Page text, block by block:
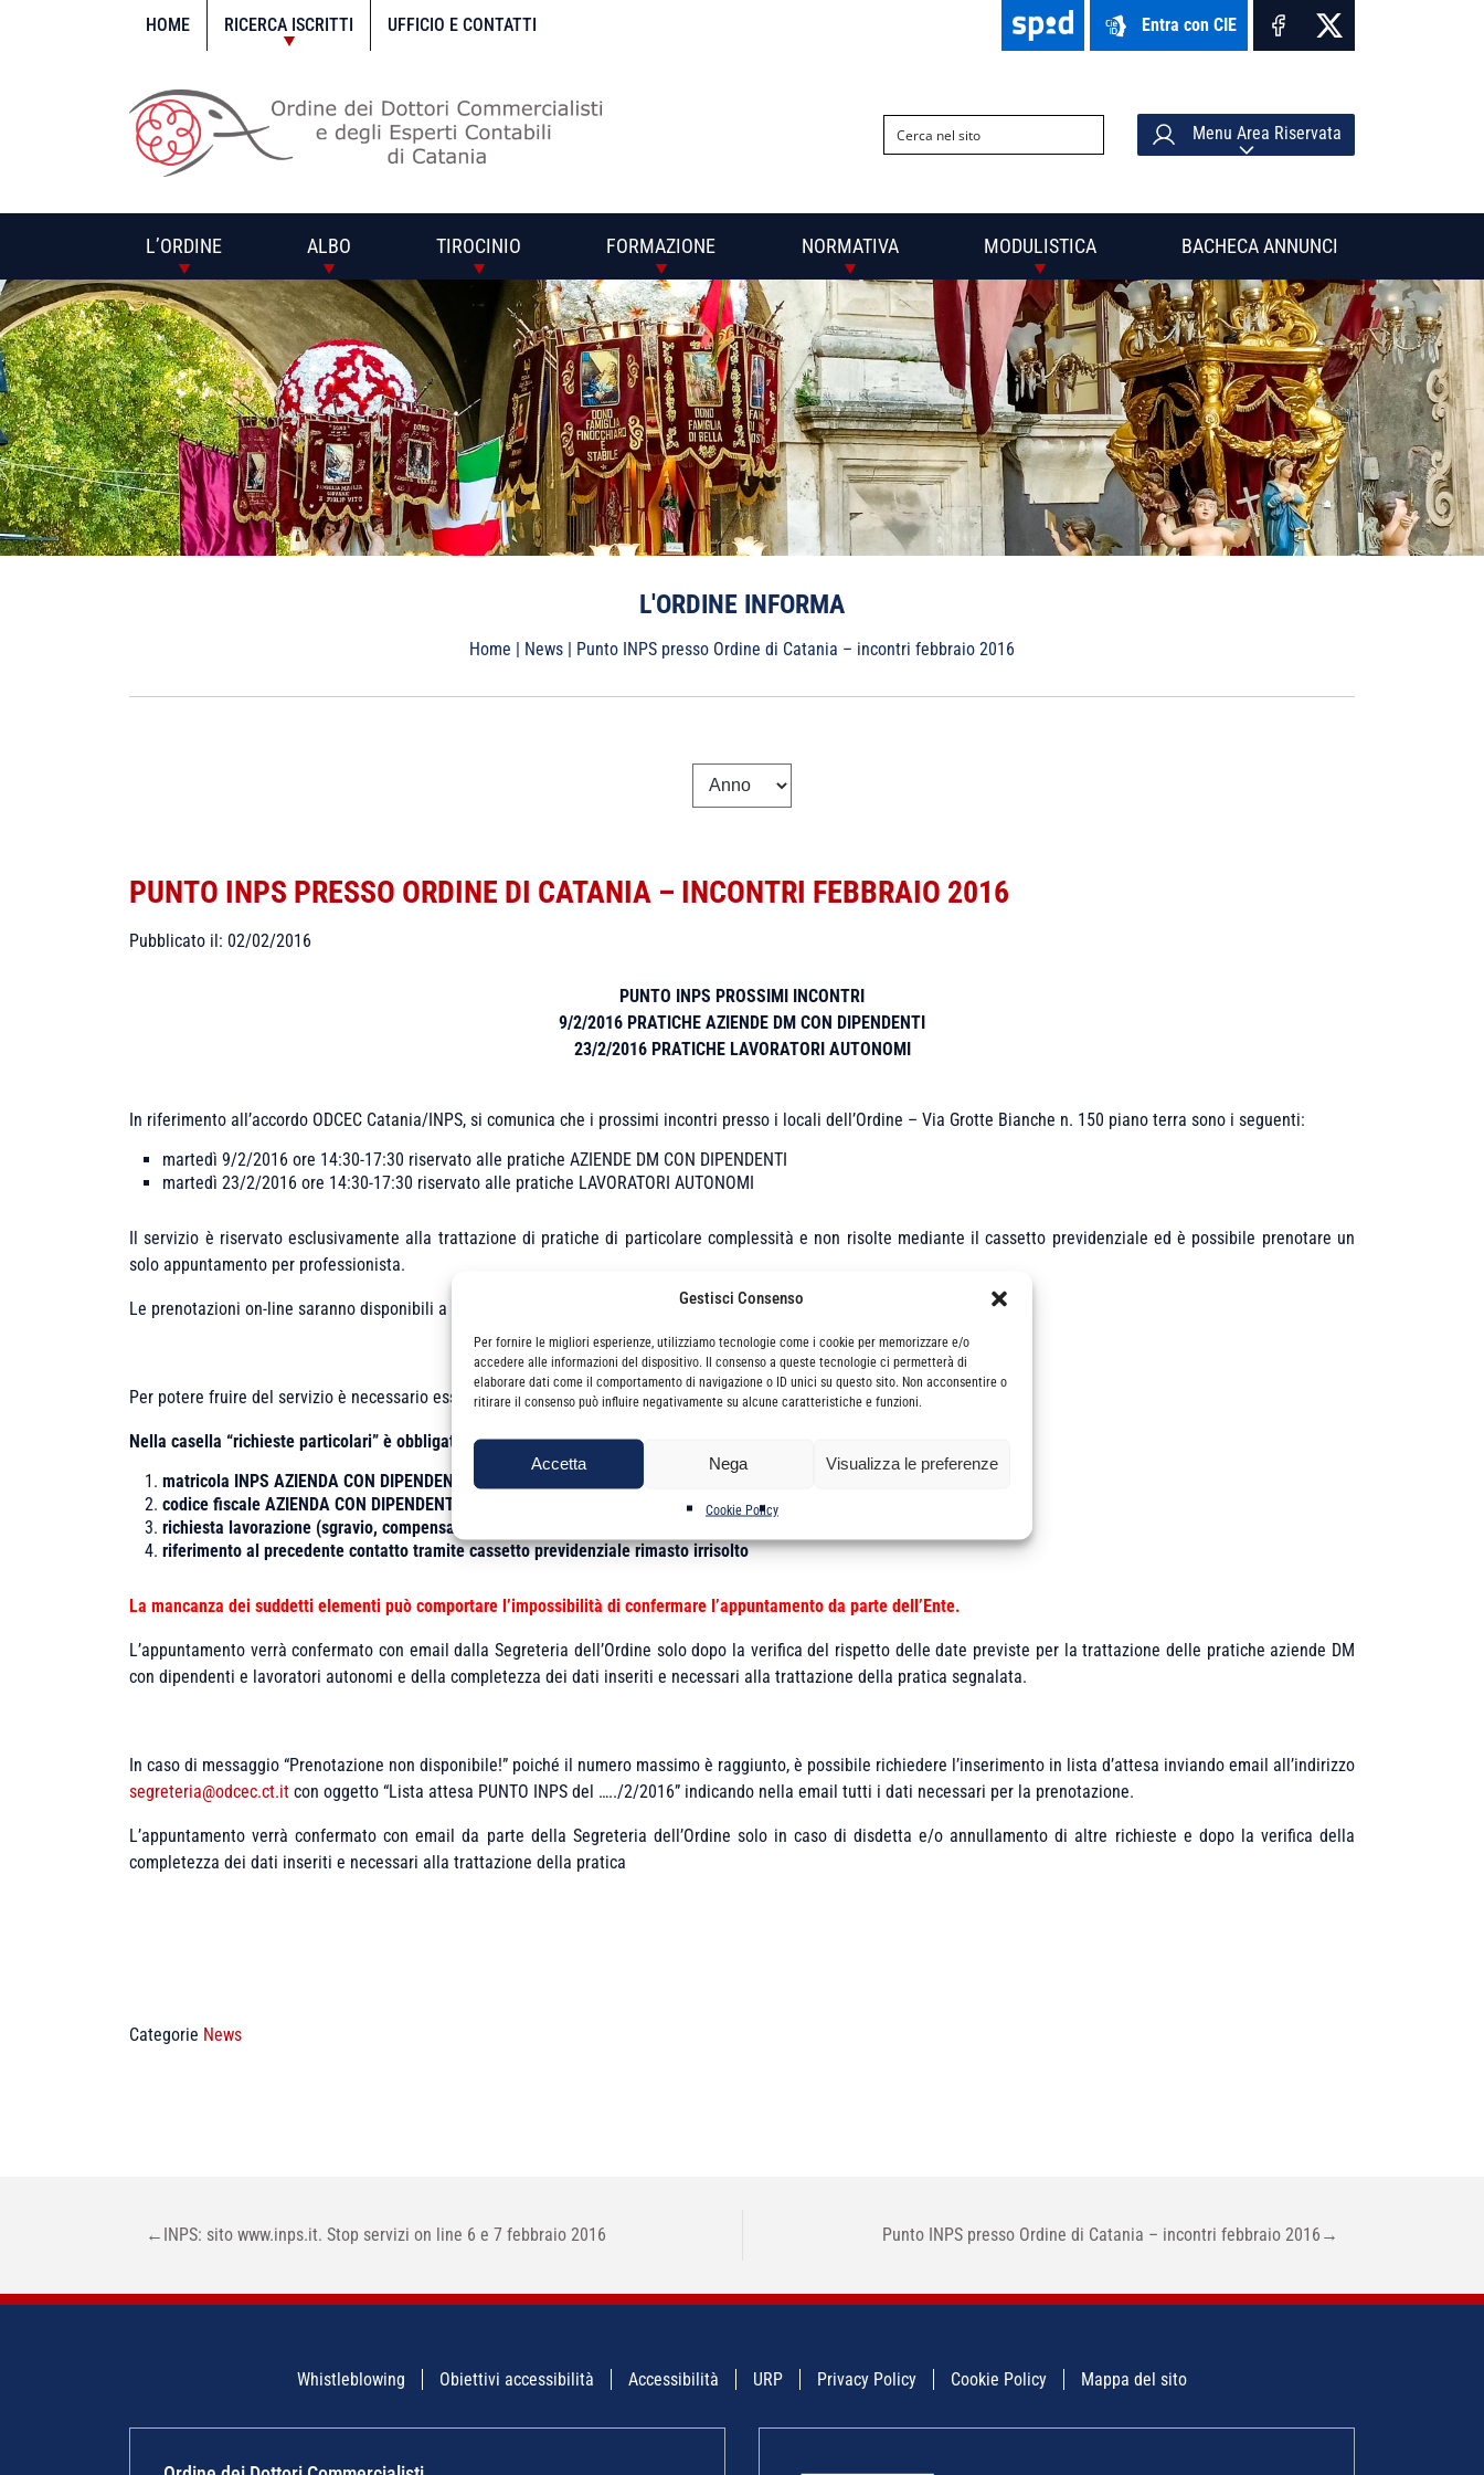
Gestisci Consenso
Per fornire le migliori esperienze, utilizziamo tecnologie come i cookie per memorizzare e/o
accedere alle informazioni del dispositivo. Il consenso a queste tecnologie ci permetterà di
elaborare dati come il comportamento di navigazione o ID unici su questo sito. Non acconsentire o
ritirare il consenso può influire negativamente su alcune caratteristiche e funzioni.
Accetta Nega Visualizza le preferenze
Cookie Policy
HOME RICERCA ISCRITTI UFFICIO E CONTATTI Entra con CIE
Menu Area Riservata
L’ORDINE ALBO TIROCINIO FORMAZIONE NORMATIVA MODULISTICA BACHECA ANNUNCI
L'ORDINE INFORMA
Home | News | Punto INPS presso Ordine di Catania – incontri febbraio 2016
PUNTO INPS PRESSO ORDINE DI CATANIA – INCONTRI FEBBRAIO 2016
Pubblicato il: 02/02/2016
PUNTO INPS PROSSIMI INCONTRI
9/2/2016 PRATICHE AZIENDE DM CON DIPENDENTI
23/2/2016 PRATICHE LAVORATORI AUTONOMI
In riferimento all’accordo ODCEC Catania/INPS, si comunica che i prossimi incontri presso i locali dell’Ordine – Via Grotte Bianche n. 150 piano terra sono i seguenti:
martedì 9/2/2016 ore 14:30-17:30 riservato alle pratiche AZIENDE DM CON DIPENDENTI
martedì 23/2/2016 ore 14:30-17:30 riservato alle pratiche LAVORATORI AUTONOMI
Il servizio è riservato esclusivamente alla trattazione di pratiche di particolare complessità e non risolte mediante il cassetto previdenziale ed è possibile prenotare un
solo appuntamento per professionista.
Le prenotazioni on-line saranno disponibili a partire dalle ore della giornata odierna 2/2/2016
Per potere fruire del servizio è necessario essere in regola con il versamento delle quote di iscrizione all’Ordine.
Nella casella “richieste particolari” è obbligatorio indicare i dati della pratica:
matricola INPS AZIENDA CON DIPENDENTI/LAVORATORI AUTONOMI
codice fiscale AZIENDA CON DIPENDENTI/LAVORATORI AUTONOMI
richiesta lavorazione (sgravio, compensazioni, gestione compensazione crediti, note di rettifica, inadempienze)
riferimento al precedente contatto tramite cassetto previdenziale rimasto irrisolto
La mancanza dei suddetti elementi può comportare l’impossibilità di confermare l’appuntamento da parte dell’Ente.
L’appuntamento verrà confermato con email dalla Segreteria dell’Ordine solo dopo la verifica del rispetto delle date previste per la trattazione delle pratiche aziende DM
con dipendenti e lavoratori autonomi e della completezza dei dati inseriti e necessari alla trattazione della pratica segnalata.
In caso di messaggio “Prenotazione non disponibile!” poiché il numero massimo è raggiunto, è possibile richiedere l’inserimento in lista d’attesa inviando email all’indirizzo
segreteria@odcec.ct.it con oggetto “Lista attesa PUNTO INPS del …../2/2016” indicando nella email tutti i dati necessari per la prenotazione.
L’appuntamento verrà confermato con email da parte della Segreteria dell’Ordine solo in caso di disdetta e/o annullamento di altre richieste e dopo la verifica della
completezza dei dati inseriti e necessari alla trattazione della pratica
Categorie News
← INPS: sito www.inps.it. Stop servizi on line 6 e 7 febbraio 2016 Punto INPS presso Ordine di Catania – incontri febbraio 2016 →
Whistleblowing Obiettivi accessibilità Accessibilità URP Privacy Policy Cookie Policy Mappa del sito